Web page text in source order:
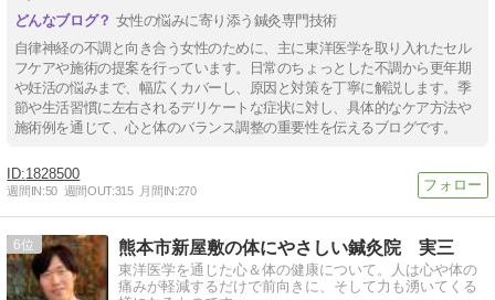
女性の悩みに寄り添う鍼灸専門技術
自律神経の不調と向き合う女性のために、主に東洋医学を取り入れたセル
フケアや施術の提案を行っています。日常のちょっとした不調から更年期
や妊活の悩みまで、幅広くカバーし、原因と対策を丁寧に解説します。季
節や生活習慣に左右されるデリケートな症状に対し、具体的なケア方法や
施術例を通じて、心と体のバランス調整の重要性を伝えるブログです。
1828500
週間IN:50 週間OUT:315 月間IN:270
6 熊本市新屋敷の体にやさしい鍼灸院 実三
東洋医学を通じた心＆体の健康について。人は心や体の
痛みが軽減するだけで前向きに、そして力も湧いてくる